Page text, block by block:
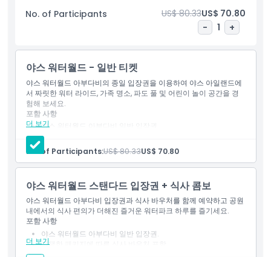
드™, 씨월드 아부다비 바로 옆에 편리하게 위치한 야스 워터월드는
야스 아일랜드에서 최고의 명소 중 하나입니다. 티켓에는 모든 주요
놀이기구와 명소 이용이 포함되며, 두바이 및 아부다비에서 출발하
개인 카바나도 이용할 수 있습니다. 매주 금요일, 야스 워터월드는 여
성과 소녀에게 독점 입장을 제공하는 인기 있는 레이디스 데이 이벤
트를 개최합니다. JTR 홀리데이즈와 함께 야스 워터월드 티켓을 온
라인으로 예약하고 즉시 전자 티켓 발급과 24시간 고객 지원 서비스
가 제공되는 스탠다드 티켓, 식사 바우처 콤보, 퀵 패스 업그레이드
또는 야스 아일랜드 다중 공원 패스 중에서 선택하세요.
하이라이트
포함 사항
아동 성인 정책
No. of Participants US$ 80.33US$ 70.80
-
1 +
야스 워터월드 - 일반 티켓
야스 워터월드 아부다비의 종일 입장권을 이용하여 야스 아일랜드에
서 짜릿한 워터 라이드, 가족 명소, 파도 풀 및 어린이 놀이 공간을 경
험해 보세요.
더 보기
포함 사항
야스 워터월드 아부다비 일반 입장권.
공원 내 이용 가능한 놀이기구, 슬라이드 및 어트랙션 이용.
입구에서 모바일 전자 티켓 사용 가능.
No. of Participants:US$ 80.33US$ 70.80
야스 워터월드 스탠다드 입장권 + 식사 콤보
야스 워터월드 아부다비 입장권과 식사 바우처를 함께 예약하고 공원
내에서의 식사 편의가 더해진 즐거운 워터파크 하루를 즐기세요.
더 보기
포함 사항
야스 워터월드 아부다비 일반 입장권.
선택한 패키지에 따른 식사 바우처 포함.
참여 가능한 놀이기구, 슬라이드 및 어트랙션 이용 가능.